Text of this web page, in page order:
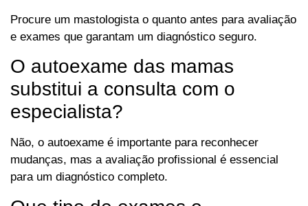
Procure um mastologista o quanto antes para avaliação
e exames que garantam um diagnóstico seguro.
O autoexame das mamas
substitui a consulta com o
especialista?
Não, o autoexame é importante para reconhecer
mudanças, mas a avaliação profissional é essencial
para um diagnóstico completo.